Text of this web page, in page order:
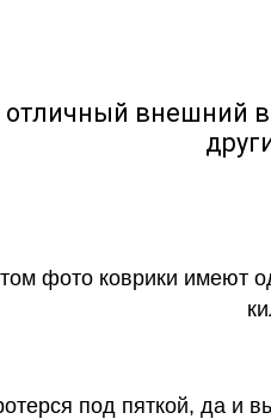
внешний
фото коврики имеют
под пяткой, да и